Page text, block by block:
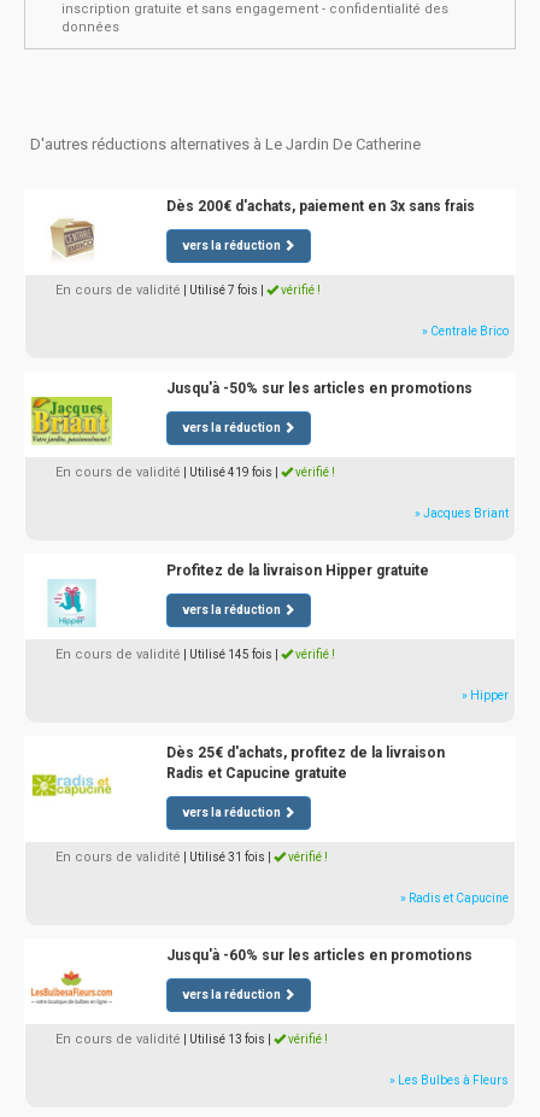
inscription gratuite et sans engagement - confidentialité des
données
D'autres réductions alternatives à Le Jardin De Catherine
Dès 200€ d'achats, paiement en 3x sans frais
vers la réduction
En cours de validité | Utilisé 7 fois vérifié !
» Centrale Brico
Jusqu'à -50% sur les articles en promotions
vers la réduction
En cours de validité | Utilisé 419 fois vérifié !
» Jacques Briant
Profitez de la livraison Hipper gratuite
vers la réduction
En cours de validité | Utilisé 145 fois vérifié !
» Hipper
Dès 25€ d'achats, profitez de la livraison
Radis et Capucine gratuite
vers la réduction
En cours de validité | Utilisé 31 fois vérifié !
» Radis et Capucine
Jusqu'à -60% sur les articles en promotions
vers la réduction
En cours de validité | Utilisé 13 fois vérifié !
» Les Bulbes à Fleurs